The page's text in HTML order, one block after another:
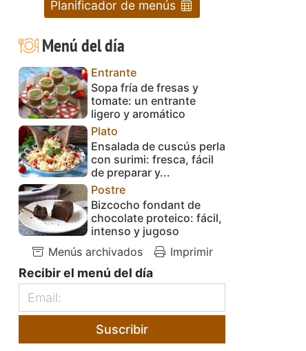
Planificador de menús
Menú del día
Entrante
Sopa fría de fresas y
tomate: un entrante
ligero y aromático
Plato
Ensalada de cuscús perla
con surimi: fresca, fácil
de preparar y...
Postre
Bizcocho fondant de
chocolate proteico: fácil,
intenso y jugoso
Menús archivados
Imprimir
Recibir el menú del día
Suscribir